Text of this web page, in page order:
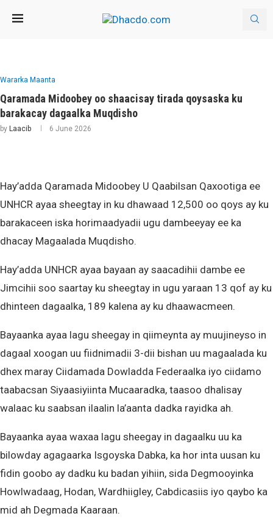
Wararka Maanta
Qaramada Midoobey oo shaacisay tirada qoysaska ku
barakacay dagaalka Muqdisho
by Laacib 6 June 2026
Hay’adda Qaramada Midoobey U Qaabilsan Qaxootiga ee
UNHCR ayaa sheegtay in ku dhawaad 12,500 oo qoys ay ku
barakaceen iska horimaadyadii ugu dambeeyay ee ka
dhacay Magaalada Muqdisho.
Hay’adda UNHCR ayaa bayaan ay saacadihii dambe ee
Jimcihii soo saartay ku sheegtay in ugu yaraan 13 qof ay ku
dhinteen dagaalka, 189 kalena ay ku dhaawacmeen.
Bayaanka ayaa lagu sheegay in qiimeynta ay muujineyso in
dagaal xoogan uu fiidnimadii 3-dii bishan uu magaalada ku
dhex maray Ciidamada Dowladda Federaalka iyo ciidamo
taabacsan Siyaasiyiinta Mucaaradka, taasoo dhalisay
walaac ku saabsan ilaalin la’aanta dadka rayidka ah.
Bayaanka ayaa waxaa lagu sheegay in dagaalku uu ka
bilowday agagaarka Isgoyska Dabka, ka hor inta uusan ku
fidin goobo ay dadku ku badan yihiin, sida Degmooyinka
Howlwadaag, Hodan, Wardhiigley, Cabdicasiis iyo qaybo ka
mid ah Degmada Kaaraan.